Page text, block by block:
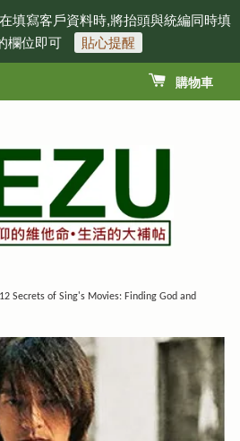
填寫客戶資料時,將抬頭與統編同時填
欄位即可
貼心提醒
購物車
Secrets of Sing's Movies: Finding God and